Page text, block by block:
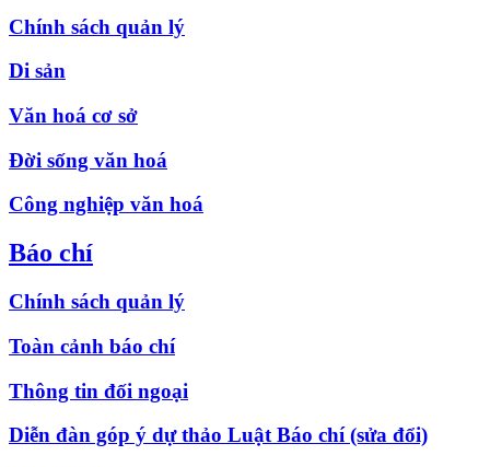
Chính sách quản lý
Di sản
Văn hoá cơ sở
Đời sống văn hoá
Công nghiệp văn hoá
Báo chí
Chính sách quản lý
Toàn cảnh báo chí
Thông tin đối ngoại
Diễn đàn góp ý dự thảo Luật Báo chí (sửa đổi)